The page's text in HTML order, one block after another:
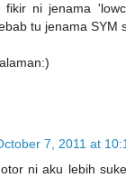
fikir ni jenama
tu jenama SYM
7, 2011 at
ni aku lebih